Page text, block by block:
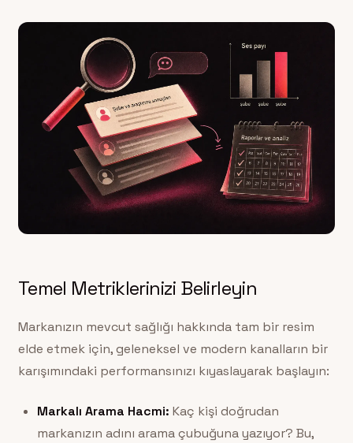
Temel Metriklerinizi Belirleyin
Markanızın mevcut sağlığı hakkında tam bir resim
elde etmek için, geleneksel ve modern kanalların bir
karışımındaki performansınızı kıyaslayarak başlayın:
Markalı Arama Hacmi: Kaç kişi doğrudan
markanızın adını arama çubuğuna yazıyor? Bu,